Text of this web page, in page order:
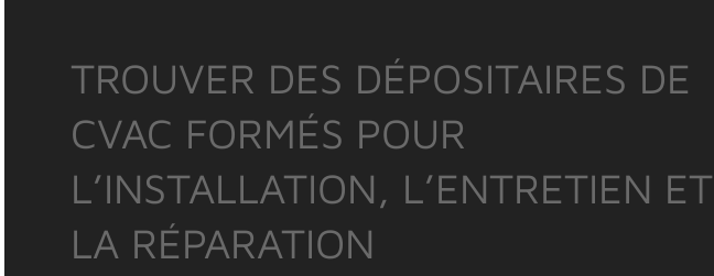
TROUVER DES DÉPOSITAIRES DE
CVAC FORMÉS POUR
L’INSTALLATION, L’ENTRETIEN ET
LA RÉPARATION